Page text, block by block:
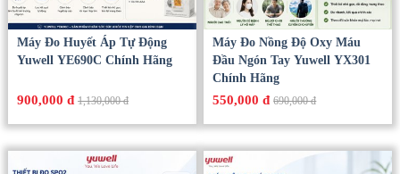
Máy Đo Huyết Áp Tự Động
Yuwell YE690C Chính Hãng
900,000 đ 1,130,000 đ
Máy Đo Nồng Độ Oxy Máu
Đầu Ngón Tay Yuwell YX301
Chính Hãng
550,000 đ 690,000 đ